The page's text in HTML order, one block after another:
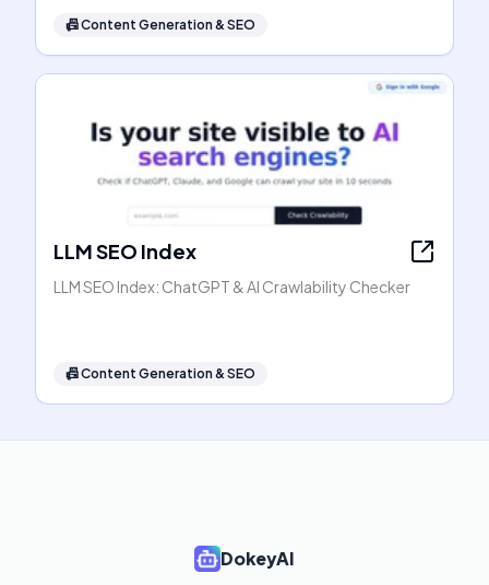
📠Content Generation & SEO
LLM SEO Index
LLM SEO Index: ChatGPT & AI Crawlability Checker
📠Content Generation & SEO
DokeyAI